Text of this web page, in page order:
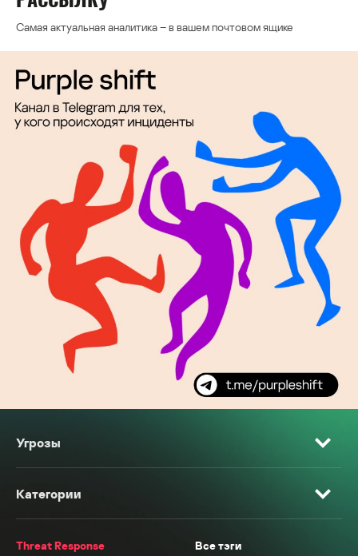
Самая актуальная аналитика – в вашем почтовом ящике
Угрозы
Категории
Threat Response Все тэги